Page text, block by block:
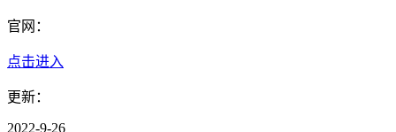
官网：
点击进入
更新：
2022-9-26